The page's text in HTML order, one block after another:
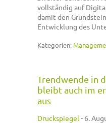
vollständig auf
damit den
Entwicklung des
Kategorien:
Trendwende in
bleibt auch im
aus
Druckspiegel - 6.